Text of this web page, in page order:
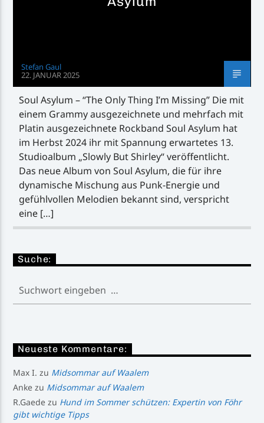
Stefan Gaul
22. JANUAR 2025
Soul Asylum – “The Only Thing I’m Missing” Die mit
einem Grammy ausgezeichnete und mehrfach mit
Platin ausgezeichnete Rockband Soul Asylum hat
im Herbst 2024 ihr mit Spannung erwartetes 13.
Studioalbum „Slowly But Shirley“ veröffentlicht.
Das neue Album von Soul Asylum, die für ihre
dynamische Mischung aus Punk-Energie und
gefühlvollen Melodien bekannt sind, verspricht
eine […]
Suche:
Neueste Kommentare:
Max I. zu Midsommar auf Waalem
Anke zu Midsommar auf Waalem
R.Gaede zu Hund im Sommer schützen: Expertin von Föhr
gibt wichtige Tipps